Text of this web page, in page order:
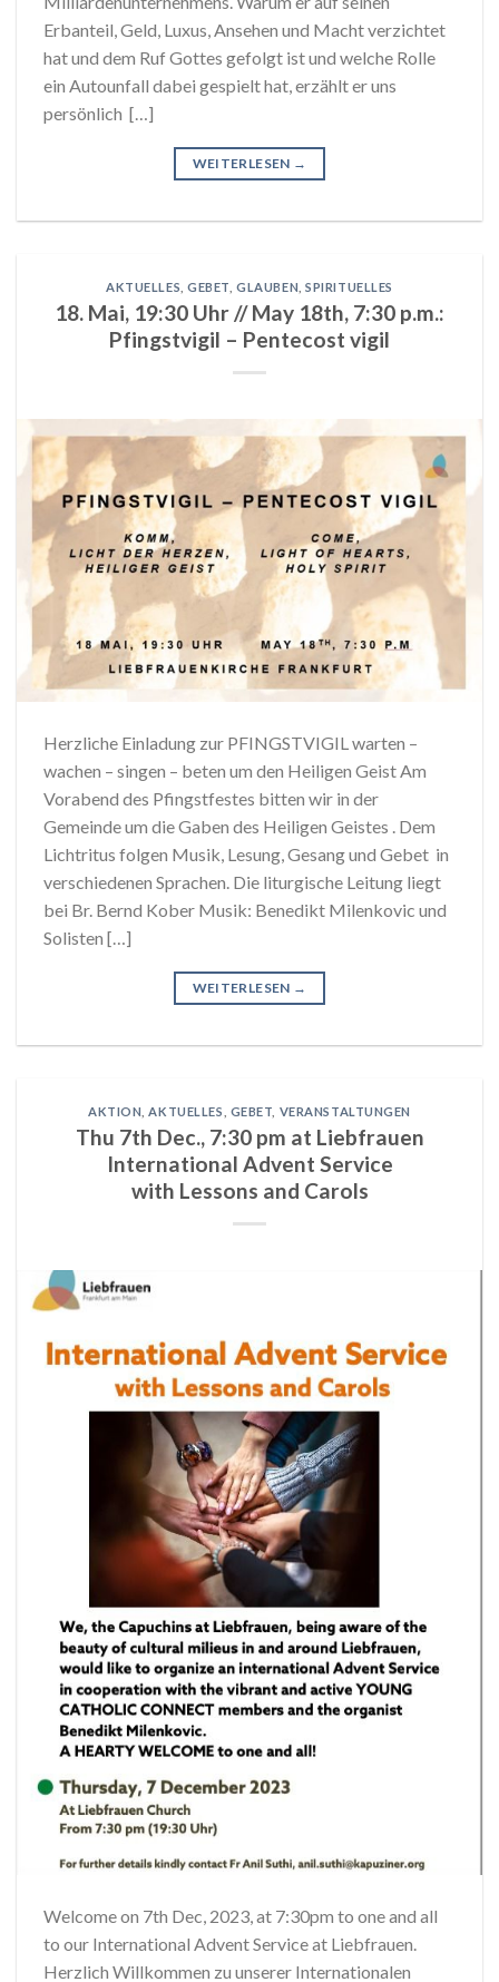
Erbanteil, Geld, Luxus, Ansehen und Macht verzichtet
hat und dem Ruf Gottes gefolgt ist und welche Rolle
ein Autounfall dabei gespielt hat, erzählt er uns
persönlich […]
WEITERLESEN →
AKTUELLES ,GEBET ,GLAUBEN ,SPIRITUELLES
18. Mai, 19:30 Uhr // May 18th, 7:30 p.m.:
Pfingstvigil – Pentecost vigil
Herzliche Einladung zur PFINGSTVIGIL warten –
wachen – singen – beten um den Heiligen Geist Am
Vorabend des Pfingstfestes bitten wir in der
Gemeinde um die Gaben des Heiligen Geistes . Dem
Lichtritus folgen Musik, Lesung, Gesang und Gebet in
verschiedenen Sprachen. Die liturgische Leitung liegt
bei Br. Bernd Kober Musik: Benedikt Milenkovic und
Solisten […]
WEITERLESEN →
AKTION ,AKTUELLES GEBET VERANSTALTUNGEN
Thu 7th Dec., 7:30 pm at Liebfrauen
International Advent Service
with Lessons and Carols
Welcome on 7th Dec, 2023, at 7:30pm to one and all
to our International Advent Service at Liebfrauen.
Herzlich Willkommen zu unserer Internationalen